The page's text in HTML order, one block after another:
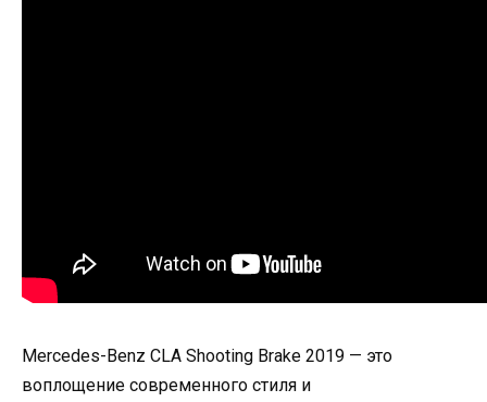
Mercedes-Benz CLA Shooting Brake 2019 — это
воплощение современного стиля и